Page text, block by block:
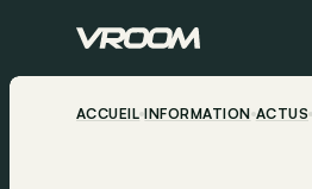
ACCUEIL INFORMATION ACTUS